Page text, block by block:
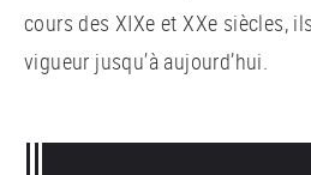
cours des XIXe et XXe siècles,
vigueur jusqu’à aujourd’hui.